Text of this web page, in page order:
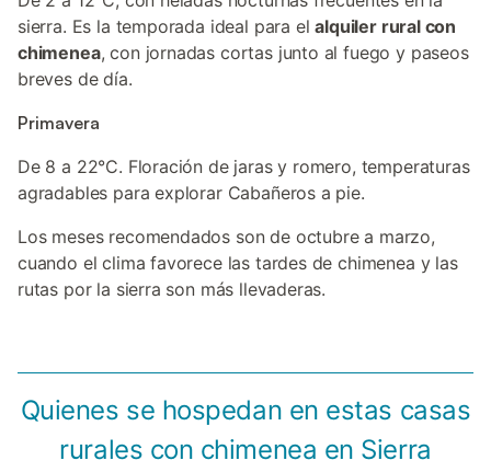
sierra. Es la temporada ideal para elalquiler rural con
chimenea, con jornadas cortas junto al fuego y paseos
breves de día.
Primavera
De 8 a 22°C. Floración de jaras y romero, temperaturas
agradables para explorar Cabañeros a pie.
Los meses recomendados son de octubre a marzo,
cuando el clima favorece las tardes de chimenea y las
rutas por la sierra son más llevaderas.
Quienes se hospedan en estas casas
rurales con chimenea en Sierra